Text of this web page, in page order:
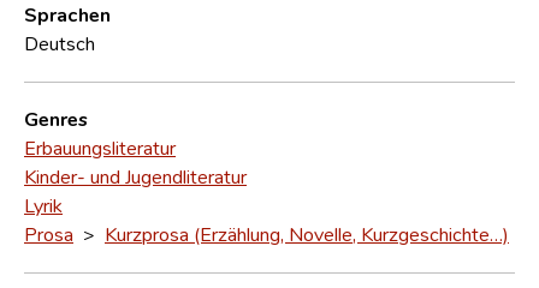
Sprachen
Deutsch
Genres
Erbauungsliteratur
Kinder- und Jugendliteratur
Lyrik
Prosa > Kurzprosa (Erzählung, Novelle, Kurzgeschichte…)